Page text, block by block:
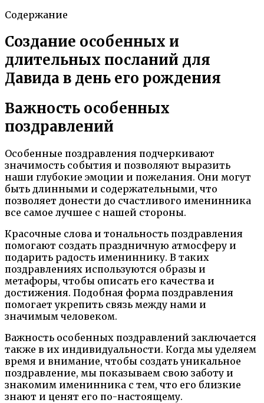
Содержание
Создание особенных и
длительных посланий для
Давида в день его рождения
Важность особенных
поздравлений
Особенные поздравления подчеркивают
значимость события и позволяют выразить
наши глубокие эмоции и пожелания. Они могут
быть длинными и содержательными, что
позволяет донести до счастливого именинника
все самое лучшее с нашей стороны.
Красочные слова и тональность поздравления
помогают создать праздничную атмосферу и
подарить радость имениннику. В таких
поздравлениях используются образы и
метафоры, чтобы описать его качества и
достижения. Подобная форма поздравления
помогает укрепить связь между нами и
значимым человеком.
Важность особенных поздравлений заключается
также в их индивидуальности. Когда мы уделяем
время и внимание, чтобы создать уникальное
поздравление, мы показываем свою заботу и
знакомим именинника с тем, что его близкие
знают и ценят его по-настоящему.